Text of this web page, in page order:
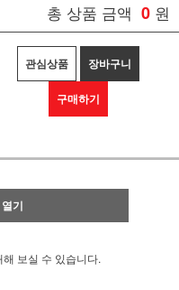
총 상품 금액 0 원
관심상품 장바구니
구매하기
기
보실 수 있습니다.